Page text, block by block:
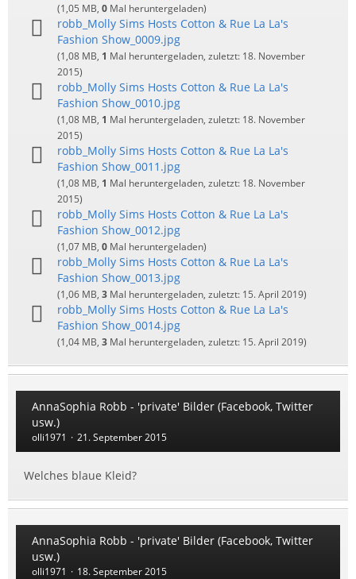
(1,05 MB, 0 Mal heruntergeladen)
robb_Molly Sims Hosts Cotton & Rue La La's
Fashion Show_0009.jpg
(1,08 MB, 1 Mal heruntergeladen, zuletzt: 18. November
2015)
robb_Molly Sims Hosts Cotton & Rue La La's
Fashion Show_0010.jpg
(1,08 MB, 1 Mal heruntergeladen, zuletzt: 18. November
2015)
robb_Molly Sims Hosts Cotton & Rue La La's
Fashion Show_0011.jpg
(1,08 MB, 1 Mal heruntergeladen, zuletzt: 18. November
2015)
robb_Molly Sims Hosts Cotton & Rue La La's
Fashion Show_0012.jpg
(1,07 MB, 0 Mal heruntergeladen)
robb_Molly Sims Hosts Cotton & Rue La La's
Fashion Show_0013.jpg
(1,06 MB, 3 Mal heruntergeladen, zuletzt: 15. April 2019)
robb_Molly Sims Hosts Cotton & Rue La La's
Fashion Show_0014.jpg
(1,04 MB, 3 Mal heruntergeladen, zuletzt: 15. April 2019)
AnnaSophia Robb - 'private' Bilder (Facebook, Twitter
usw.)
olli1971 21. September 2015
Welches blaue Kleid?
AnnaSophia Robb - 'private' Bilder (Facebook, Twitter
usw.)
olli1971 18. September 2015